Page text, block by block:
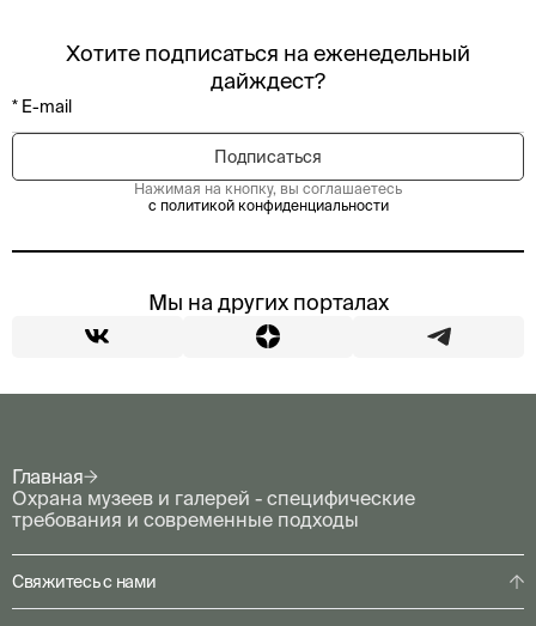
Хотите подписаться на еженедельный
дайждест?
Нажимая на кнопку, вы соглашаетесь
с политикой конфиденциальности
Мы на других порталах
Главная
Охрана музеев и галерей - специфические
требования и современные подходы
Свяжитесь с нами